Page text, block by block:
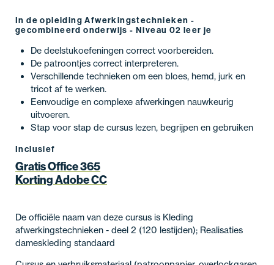
In de opleiding Afwerkingstechnieken -
gecombineerd onderwijs - Niveau 02 leer je
De deelstukoefeningen correct voorbereiden.
De patroontjes correct interpreteren.
Verschillende technieken om een bloes, hemd, jurk en
tricot af te werken.
Eenvoudige en complexe afwerkingen nauwkeurig
uitvoeren.
Stap voor stap de cursus lezen, begrijpen en gebruiken
Inclusief
Gratis Office 365
Korting Adobe CC
De officiële naam van deze cursus is Kleding
afwerkingstechnieken - deel 2 (120 lestijden); Realisaties
dameskleding standaard